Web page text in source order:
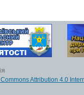
Attribution 4.0